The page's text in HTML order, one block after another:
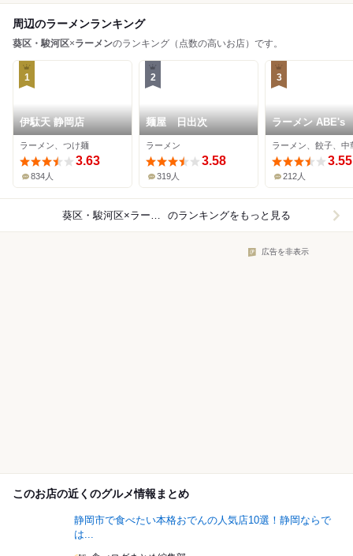
周辺のラーメンランキング
葵区・駿河区×ラーメンのランキング（点数の高いお店）です。
1
伊駄天 静岡店
ラーメン、つけ麺
3.63
834人
2
麺屋 日出次
ラーメン
3.58
319人
3
ラーメン ABE's
ラーメン、餃子、中
3.55
212人
葵区・駿河区×ラーメン のランキングをもっと見る
広告を非表示
このお店の近くのグルメ情報まとめ
静岡市で食べたい本格おでんの人気店10選！静岡ならで
は...